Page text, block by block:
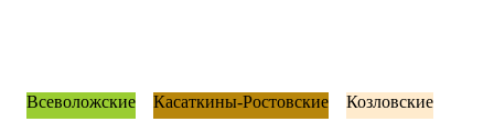
Всеволожские Касаткины-Ростовские Козловские